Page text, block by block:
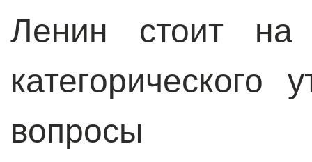
Ленин стоит на
категорического
вопросы